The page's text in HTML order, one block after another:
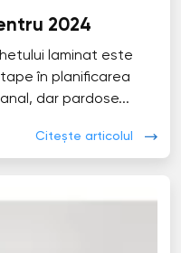
2024
laminat este
în planificarea
dar pardose...
Citește articolul